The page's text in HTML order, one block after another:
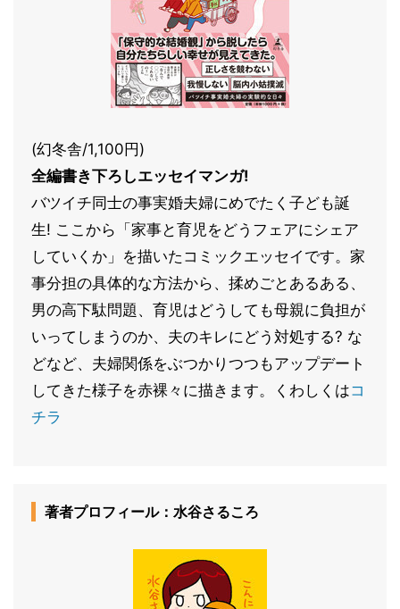
(幻冬舎/1,100円)
全編書き下ろしエッセイマンガ!
バツイチ同士の事実婚夫婦にめでたく子ども誕
生! ここから「家事と育児をどうフェアにシェア
していくか」を描いたコミックエッセイです。家
事分担の具体的な方法から、揉めごとあるある、
男の高下駄問題、育児はどうしても母親に負担が
いってしまうのか、夫のキレにどう対処する? な
どなど、夫婦関係をぶつかりつつもアップデート
してきた様子を赤裸々に描きます。くわしくはコ
チラ
著者プロフィール：水谷さるころ